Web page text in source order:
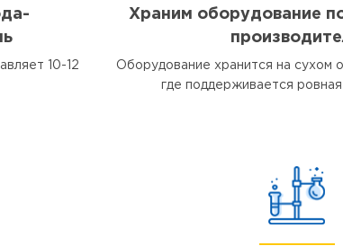
10-12
Храним оборудование
Оборудование хранится на сухом
где поддерживается ровная